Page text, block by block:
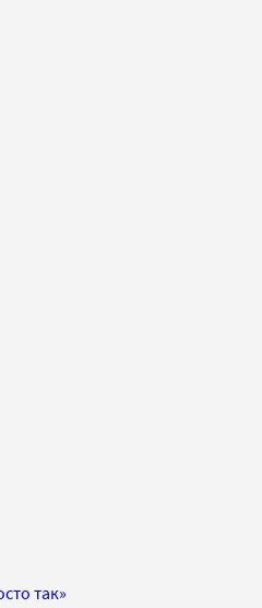
так»